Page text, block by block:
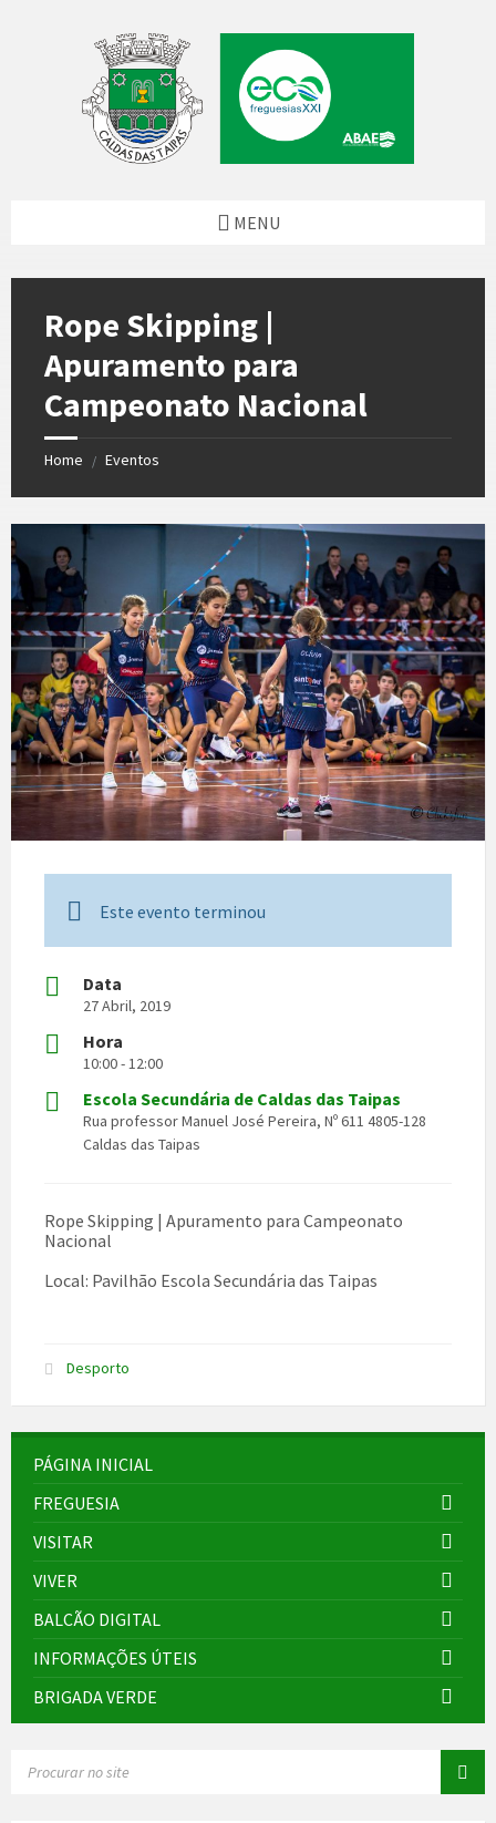
MENU
Rope Skipping |
Apuramento para
Campeonato Nacional
Home / Eventos
Este evento terminou
Data
27 Abril, 2019
Hora
10:00 - 12:00
Escola Secundária de Caldas das Taipas
Rua professor Manuel José Pereira, Nº 611 4805-128
Caldas das Taipas
Rope Skipping | Apuramento para Campeonato
Nacional
Local: Pavilhão Escola Secundária das Taipas
Desporto
PÁGINA INICIAL
FREGUESIA
VISITAR
VIVER
BALCÃO DIGITAL
INFORMAÇÕES ÚTEIS
BRIGADA VERDE